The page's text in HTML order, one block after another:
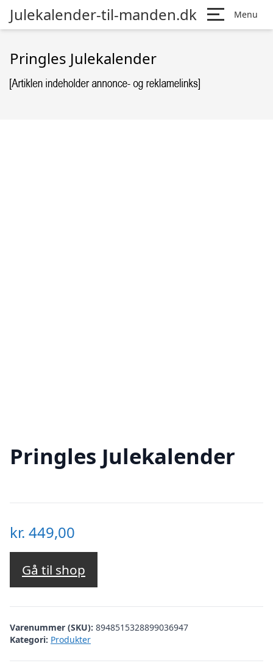
Julekalender-til-manden.dk Menu
Pringles Julekalender
Pringles Julekalender
kr. 449,00
Gå til shop
Varenummer (SKU): 8948515328899036947
Kategori: Produkter